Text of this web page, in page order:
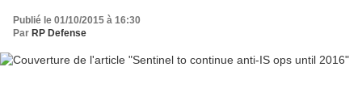
Publié le 01/10/2015 à 16:30
Par RP Defense